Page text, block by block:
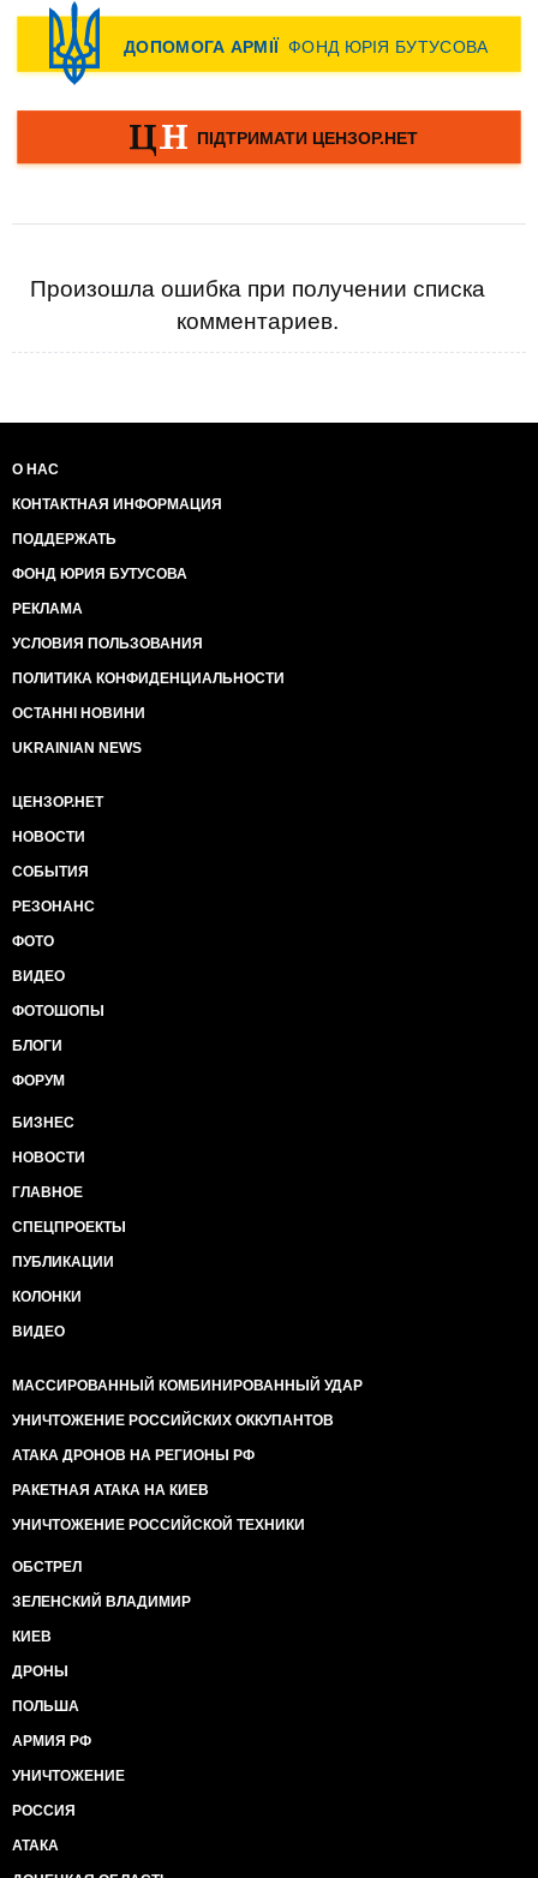
Произошла ошибка при получении списка
комментариев.
О НАС
КОНТАКТНАЯ ИНФОРМАЦИЯ
ПОДДЕРЖАТЬ
ФОНД ЮРИЯ БУТУСОВА
РЕКЛАМА
УСЛОВИЯ ПОЛЬЗОВАНИЯ
ПОЛИТИКА КОНФИДЕНЦИАЛЬНОСТИ
ОСТАННІ НОВИНИ
UKRAINIAN NEWS
ЦЕНЗОР.НЕТ
НОВОСТИ
СОБЫТИЯ
РЕЗОНАНС
ФОТО
ВИДЕО
ФОТОШОПЫ
БЛОГИ
ФОРУМ
БИЗНЕС
НОВОСТИ
ГЛАВНОЕ
СПЕЦПРОЕКТЫ
ПУБЛИКАЦИИ
КОЛОНКИ
ВИДЕО
МАССИРОВАННЫЙ КОМБИНИРОВАННЫЙ УДАР
УНИЧТОЖЕНИЕ РОССИЙСКИХ ОККУПАНТОВ
АТАКА ДРОНОВ НА РЕГИОНЫ РФ
РАКЕТНАЯ АТАКА НА КИЕВ
УНИЧТОЖЕНИЕ РОССИЙСКОЙ ТЕХНИКИ
ОБСТРЕЛ
ЗЕЛЕНСКИЙ ВЛАДИМИР
КИЕВ
ДРОНЫ
ПОЛЬША
АРМИЯ РФ
УНИЧТОЖЕНИЕ
РОССИЯ
АТАКА